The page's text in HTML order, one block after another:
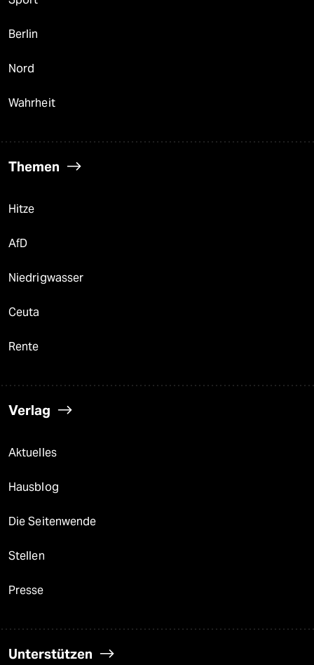
Berlin
Nord
Wahrheit
Themen
Hitze
AfD
Niedrigwasser
Ceuta
Rente
Verlag
Aktuelles
Hausblog
Die Seitenwende
Stellen
Presse
Unterstützen